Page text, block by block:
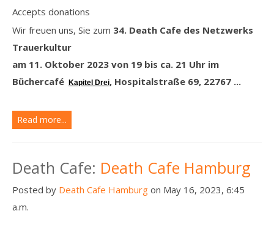
Accepts donations
Wir freuen uns, Sie zum 34. Death Cafe des Netzwerks
Trauerkultur
am 11. Oktober 2023 von 19 bis ca. 21 Uhr im
Büchercafé
Kapitel Drei, Hospitalstraße 69, 22767 ...
Read more...
Death Cafe: Death Cafe Hamburg
Posted by Death Cafe Hamburg on May 16, 2023, 6:45
a.m.